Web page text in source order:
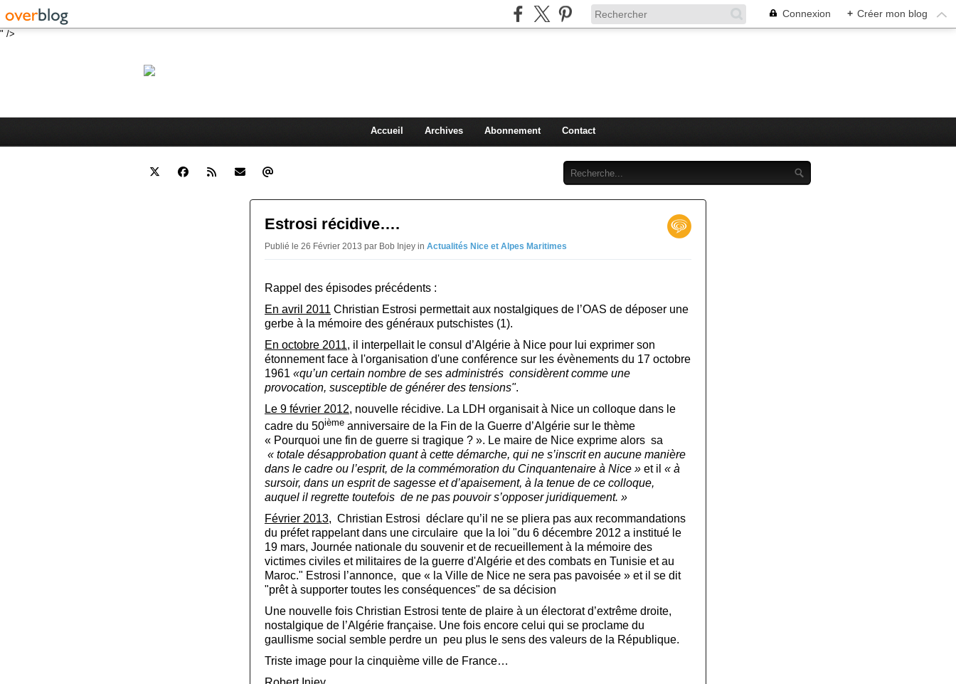
" />
Connexion + Créer mon blog
Accueil Archives Abonnement Contact
Estrosi récidive….
Publié le 26 Février 2013 par Bob Injey in Actualités Nice et Alpes Maritimes
Rappel des épisodes précédents :
En avril 2011 Christian Estrosi permettait aux nostalgiques de l’OAS de déposer une
gerbe à la mémoire des généraux putschistes (1).
En octobre 2011, il interpellait le consul d’Algérie à Nice pour lui exprimer son
étonnement face à l'organisation d'une conférence sur les évènements du 17 octobre
1961 «qu’un certain nombre de ses administrés considèrent comme une
provocation, susceptible de générer des tensions".
Le 9 février 2012, nouvelle récidive. La LDH organisait à Nice un colloque dans le
cadre du 50ième anniversaire de la Fin de la Guerre d’Algérie sur le thème
« Pourquoi une fin de guerre si tragique ? ». Le maire de Nice exprime alors sa
« totale désapprobation quant à cette démarche, qui ne s’inscrit en aucune manière
dans le cadre ou l’esprit, de la commémoration du Cinquantenaire à Nice » et il « à
sursoir, dans un esprit de sagesse et d’apaisement, à la tenue de ce colloque,
auquel il regrette toutefois de ne pas pouvoir s’opposer juridiquement. »
Février 2013, Christian Estrosi déclare qu’il ne se pliera pas aux recommandations
du préfet rappelant dans une circulaire que la loi "du 6 décembre 2012 a institué le
19 mars, Journée nationale du souvenir et de recueillement à la mémoire des
victimes civiles et militaires de la guerre d'Algérie et des combats en Tunisie et au
Maroc." Estrosi l’annonce, que « la Ville de Nice ne sera pas pavoisée » et il se dit
"prêt à supporter toutes les conséquences" de sa décision
Une nouvelle fois Christian Estrosi tente de plaire à un électorat d’extrême droite,
nostalgique de l’Algérie française. Une fois encore celui qui se proclame du
gaullisme social semble perdre un peu plus le sens des valeurs de la République.
Triste image pour la cinquième ville de France…